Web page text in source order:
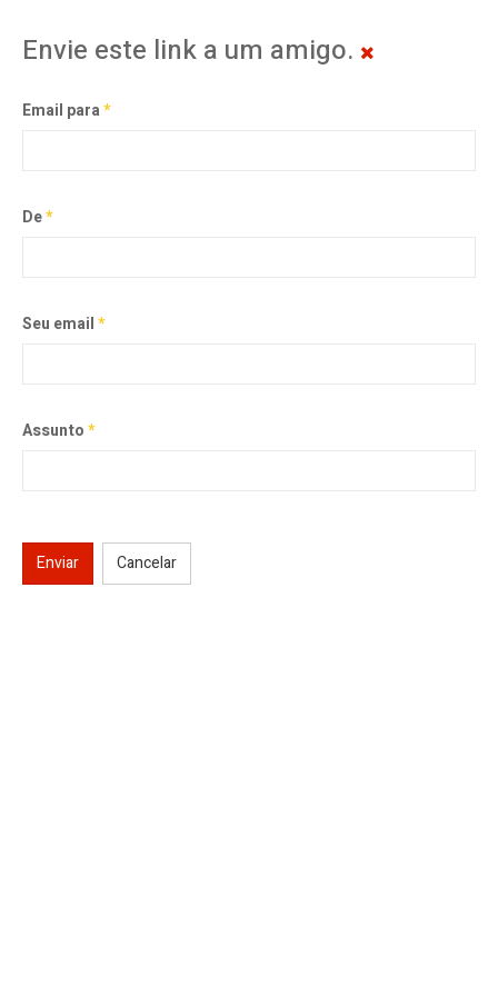
Envie este link a um amigo.
Email para*
De*
Seu email*
Assunto*
Enviar Cancelar